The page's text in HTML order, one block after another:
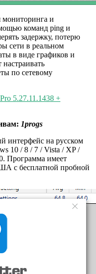
мониторинга и
команд ping и
задержку, потерю
сети в реальном
в виде графиков и
по сетевому
5.27.11.1438 +
1progs
интерфейс на русском
10 / 8 / 7 / Vista / XP /
Программа имеет
с бесплатной пробной